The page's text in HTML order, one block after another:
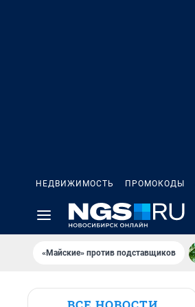
НЕДВИЖИМОСТЬ ПРОМОКОДЫ
«Майские» против подставщиков